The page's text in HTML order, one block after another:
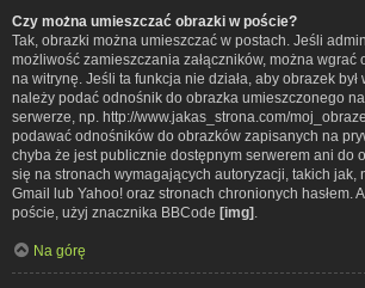
Czy można umieszczać obrazki w poście?
Tak, obrazki można umieszczać w postach. Jeśli
możliwość zamieszczania załączników, można wgrać
na witrynę. Jeśli ta funkcja nie działa, aby obrazek był
należy podać odnośnik do obrazka umieszczonego
serwerze, np. http://www.jakas_strona.com/
podawać odnośników do obrazków zapisanych na
chyba że jest publicznie dostępnym serwerem ani do
się na stronach wymagających autoryzacji, takich jak,
Gmail lub Yahoo! oraz stronach chronionych hasłem.
poście, użyj znacznika BBCode [img]
Na górę